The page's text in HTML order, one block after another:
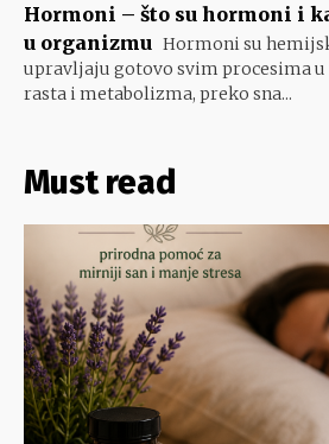
Hormoni – što su hormoni i
u organizmu Hormoni su
upravljaju gotovo svim procesima
rasta i metabolizma, preko sna...
Must read